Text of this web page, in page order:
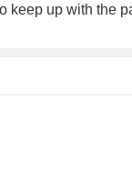
keep up with the